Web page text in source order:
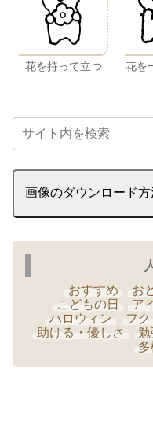
花を持って立つ
花を
画像のダウンロード方
おすすめ お
こどもの日
ア
ハロウィン
フ
助ける・優しさ
勉